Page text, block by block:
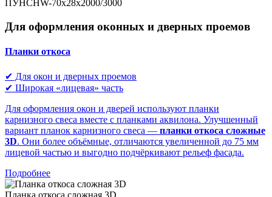
ПУНСНW-70х28х2000/3000
Для оформления оконных и дверных проемов
Планки откоса
✔ Для окон и дверных проемов
✔ Широкая «лицевая» часть
Для оформления окон и дверей используют планки
карнизного свеса вместе с планками аквилона. Улучшенный
вариант планок карнизного свеса — планки откоса сложные
3D. Они более объёмные, отличаются увеличенной до 75 мм
лицевой частью и выгодно подчёркивают рельеф фасада.
Подробнее
Планка откоса сложная 3D